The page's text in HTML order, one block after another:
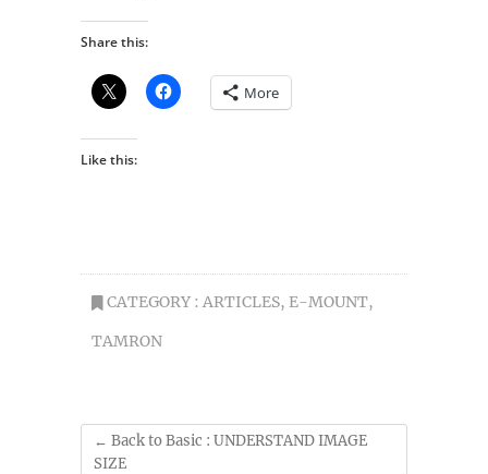
Share this:
More
Like this:
CATEGORY : ARTICLES, E-MOUNT,
TAMRON
← Back to Basic : UNDERSTAND IMAGE
SIZE